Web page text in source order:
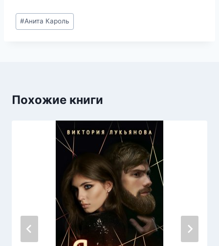
Метки
записи:
#Анита Кароль
Похожие книги